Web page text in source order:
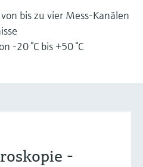
bis zu vier Mess-Kanälen
-20 °C bis +50 °C
-